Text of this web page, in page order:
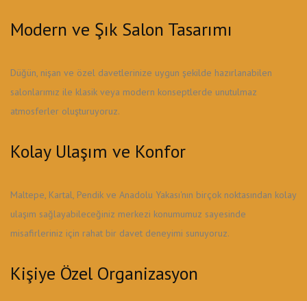
Modern ve Şık Salon Tasarımı
Düğün, nişan ve özel davetlerinize uygun şekilde hazırlanabilen
salonlarımız ile klasik veya modern konseptlerde unutulmaz
atmosferler oluşturuyoruz.
Kolay Ulaşım ve Konfor
Maltepe, Kartal, Pendik ve Anadolu Yakası'nın birçok noktasından kolay
ulaşım sağlayabileceğiniz merkezi konumumuz sayesinde
misafirleriniz için rahat bir davet deneyimi sunuyoruz.
Kişiye Özel Organizasyon